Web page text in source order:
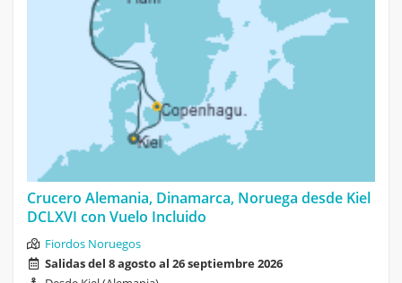
Crucero Alemania, Dinamarca, Noruega desde Kiel
DCLXVI con Vuelo Incluido
Fiordos Noruegos
Salidas del 8 agosto al 26 septiembre 2026